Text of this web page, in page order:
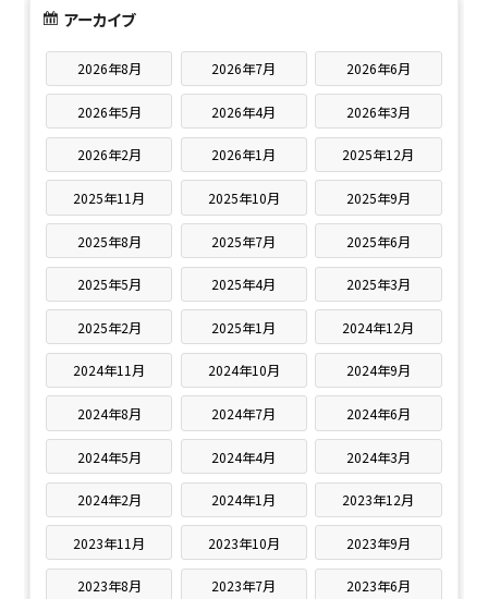
アーカイブ
2026年8月 2026年7月 2026年6月
2026年5月 2026年4月 2026年3月
2026年2月 2026年1月 2025年12月
2025年11月 2025年10月 2025年9月
2025年8月 2025年7月 2025年6月
2025年5月 2025年4月 2025年3月
2025年2月 2025年1月 2024年12月
2024年11月 2024年10月 2024年9月
2024年8月 2024年7月 2024年6月
2024年5月 2024年4月 2024年3月
2024年2月 2024年1月 2023年12月
2023年11月 2023年10月 2023年9月
2023年8月 2023年7月 2023年6月